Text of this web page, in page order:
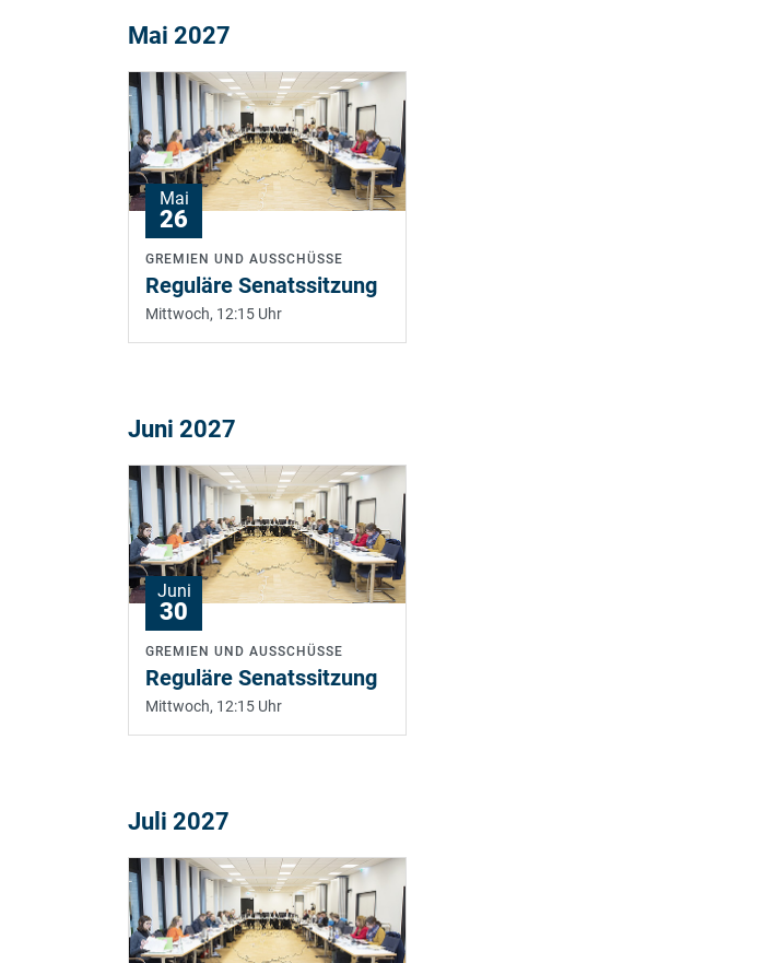
Mai 2027
Mai
26
GREMIEN UND AUSSCHÜSSE
Reguläre Senatssitzung
Mittwoch, 12:15 Uhr
Juni 2027
Juni
30
GREMIEN UND AUSSCHÜSSE
Reguläre Senatssitzung
Mittwoch, 12:15 Uhr
Juli 2027